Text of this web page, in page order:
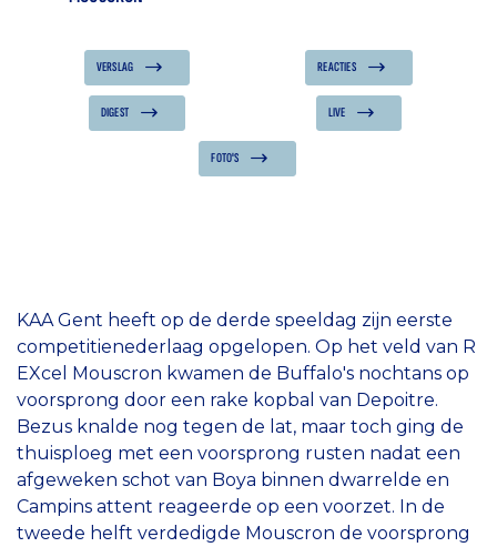
VERSLAG REACTIES
DIGEST LIVE
FOTO'S
KAA Gent heeft op de derde speeldag zijn eerste
competitienederlaag opgelopen. Op het veld van R
EXcel Mouscron kwamen de Buffalo's nochtans op
voorsprong door een rake kopbal van Depoitre.
Bezus knalde nog tegen de lat, maar toch ging de
thuisploeg met een voorsprong rusten nadat een
afgeweken schot van Boya binnen dwarrelde en
Campins attent reageerde op een voorzet. In de
tweede helft verdedigde Mouscron de voorsprong